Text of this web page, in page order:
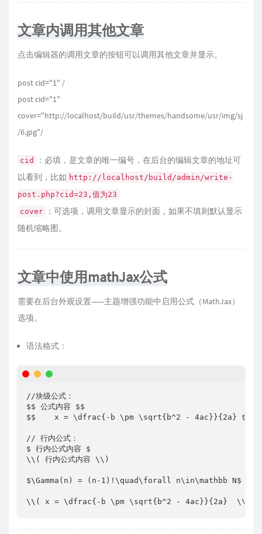
文章内调用其他文章
点击编辑器的调用文章的按钮可以调用其他文章并显示。
post cid="1" /
post cid="1"
cover="http://localhost/build/usr/themes/handsome/usr/img/sj
/6.jpg"/
cid
：必填，是文章的唯一编号，在后台的编辑文章的地址可
以看到，比如 http://localhost/build/admin/write-
post.php?cid=23,值为23
cover
：可选项，调用文章显示的封面，如果不填则默认显示
随机缩略图。
文章中使用mathJax公式
需要在后台外观设置——主题增强功能中启用公式（MathJax）
选项。
语法格式：
//块级公式：
$$ 公式内容 $$
$$    x = \dfrac{-b \pm \sqrt{b^2 - 4ac}}{2a} $$
// 行内公式：
$ 行内公式内容 $
\\( 行内公式内容 \\)
$\Gamma(n) = (n-1)!\quad\forall n\in\mathbb N$
\\( x = \dfrac{-b \pm \sqrt{b^2 - 4ac}}{2a}  \\)